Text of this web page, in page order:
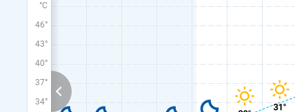
°C
46°
43°
40°
37°
34°